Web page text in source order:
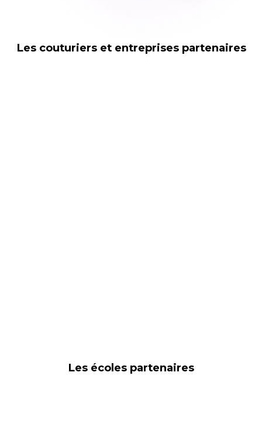
Les couturiers et entreprises partenaires
Les écoles partenaires